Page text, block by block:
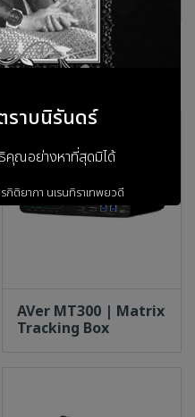
AVer MT300 | Matrix
Tracking Box
ราบนิรันดร์
คุณอย่างหาที่สุดมิได้
กิติยาภา นเรนทิราเทพยวดี
ชรมหาวัชรราชธิดา
ารและพนักงาน
โนโลยี จำกัด